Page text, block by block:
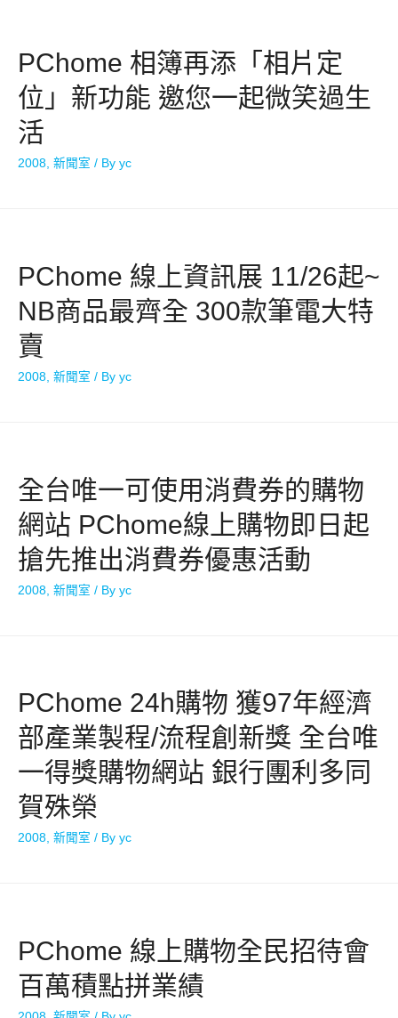
PChome 相簿再添「相片定
位」新功能 邀您一起微笑過生
活
2008, 新聞室 / By yc
PChome 線上資訊展 11/26起~
NB商品最齊全 300款筆電大特
賣
2008 新聞室 / By yc
全台唯一可使用消費券的購物
網站 PChome線上購物即日起
搶先推出消費券優惠活動
2008 新聞室 / By yc
PChome 24h購物 獲97年經濟
部產業製程/流程創新獎 全台唯
一得獎購物網站 銀行團利多同
賀殊榮
2008, 新聞室 / By yc
PChome 線上購物全民招待會
百萬積點拼業績